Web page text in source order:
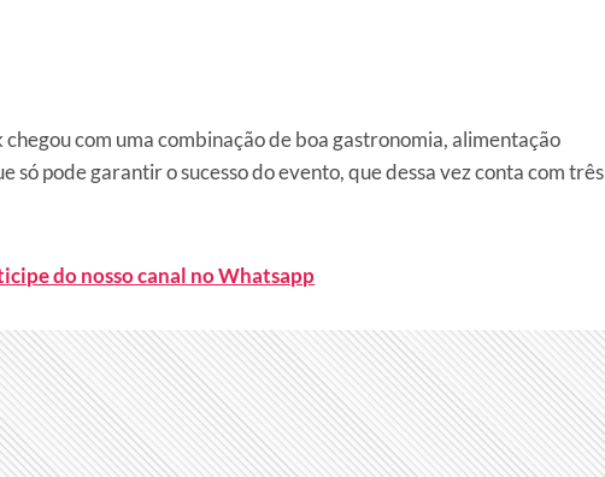
com uma combinação de boa gastronomia, alimentação
só pode garantir o sucesso do evento, que dessa vez conta com três
do nosso canal no Whatsapp